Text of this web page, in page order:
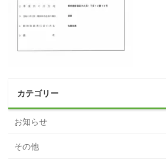
カテゴリー
お知らせ
その他